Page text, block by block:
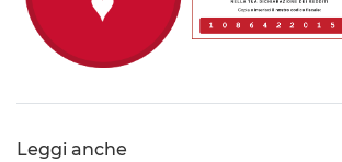
Leggi anche